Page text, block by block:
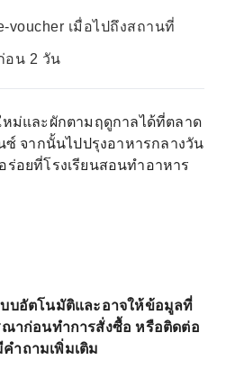
voucher เมื่อไปถึงสถานที่
อน 2 วัน
ม่และผักตามฤดูกาลได้ที่ตลาด
ซ์ จากนั้นไปปรุงอาหารกลางวัน
อยที่โรงเรียนสอนทำอาหาร
บอัตโนมัติและอาจให้ข้อมูลที่
าก่อนทำการสั่งซื้อ หรือติดต่อ
ำถามเพิ่มเติม